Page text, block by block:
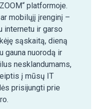
platformoje.
mobilųjį įrenginį –
internetu ir garso
sąskaitą, dieną
gauna nuorodą ir
nesklandumams,
į mūsų IT
prisijungti prie